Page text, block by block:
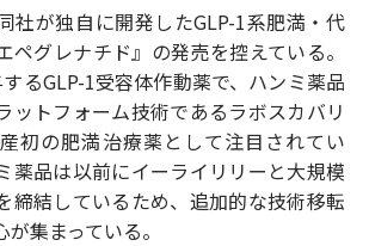
社が独自に開発したGLP-1系肥満・代
ペグレナチド』の発売を控えている。
るGLP-1受容体作動薬で、ハンミ薬品
ットフォーム技術であるラボスカバリ
初の肥満治療薬として注目されてい
薬品は以前にイーライリリーと大規模
締結しているため、追加的な技術移転
集まっている。